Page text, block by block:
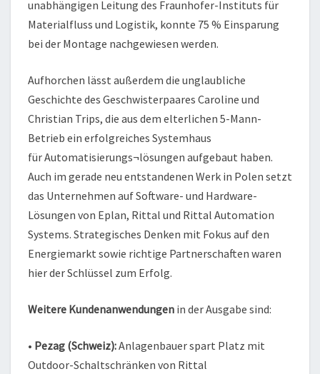
unabhängigen Leitung des Fraunhofer-Instituts für
Materialfluss und Logistik, konnte 75 % Einsparung
bei der Montage nachgewiesen werden.
Aufhorchen lässt außerdem die unglaubliche
Geschichte des Geschwisterpaares Caroline und
Christian Trips, die aus dem elterlichen 5-Mann-
Betrieb ein erfolgreiches Systemhaus
für Automatisierungs¬lösungen aufgebaut haben.
Auch im gerade neu entstandenen Werk in Polen setzt
das Unternehmen auf Software- und Hardware-
Lösungen von Eplan, Rittal und Rittal Automation
Systems. Strategisches Denken mit Fokus auf den
Energiemarkt sowie richtige Partnerschaften waren
hier der Schlüssel zum Erfolg.
Weitere Kundenanwendungen in der Ausgabe sind:
• Pezag (Schweiz):Anlagenbauer spart Platz mit
Outdoor-Schaltschränken von Rittal